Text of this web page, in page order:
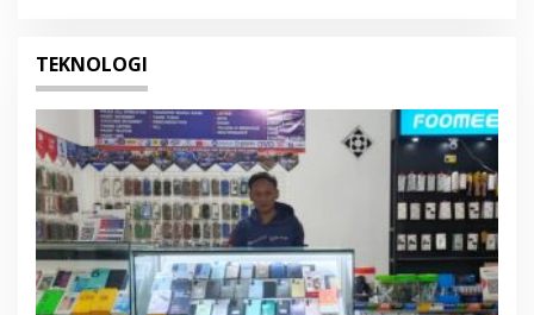
TEKNOLOGI